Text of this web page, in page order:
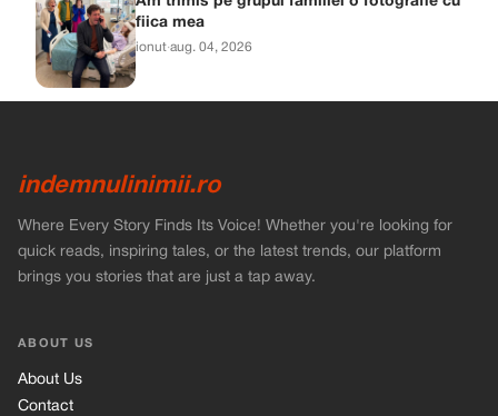
fiica mea
ionut·aug. 04, 2026
indemnulinimii.ro
Where Every Story Finds Its Voice! Whether you're looking for
quick reads, inspiring tales, or the latest trends, our platform
brings you stories that are just a tap away.
ABOUT US
About Us
Contact